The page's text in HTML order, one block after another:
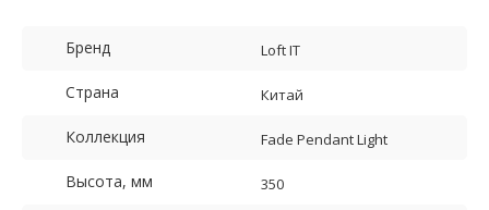
Бренд Loft IT
Страна Китай
Коллекция Fade Pendant Light
Высота, мм 350